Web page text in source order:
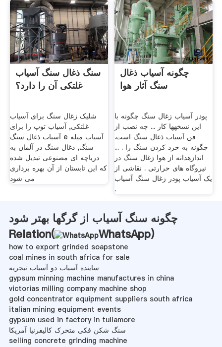
سنگ ذغال سنگ آسیاب
غلتکی آن را دارد؟
شلیک زغال سنگ برای آسیاب
غلتکی, آسیاب توپ را برای
آسیاب ذغال سنگ e آسیاب میله
سنگ, ذغال سنگ در آلمان به
دریاچه ای مصنوعی تبدیل شده
که این تابستان از آن بهره برداری
می شود
چگونه آسیاب ذغال
سنگ آثار هوا
پودر آسیاب زغال سنگ چگونه با
این نسخهها کار ... چه نصب از
فن آسیاب ذغال سنگ است.
چگونه به خرد کردن سنگ را . ...
اندازهدانه از هوا زغال سنگ در
نیروگاه های حرارتی . نقاشی از
یک آسیاب پودر زغال سنگ آسیاب
.
چگونه سنگ آسیاب از گرگها بهتر شود
Relation(
WhatsApp)
how to export grinded soapstone
coal mines in south africa for sale
ساینده آسیاب دو آسیاب نیجریه
gypsum minning machine manufactures in china
victorias milling company machine shop
gold concentrator equipment suppliers south africa
italian mining equipment events
gypsum used in factory in tullamore
سنگ شکن فکی متحرک کالیفرنیا آمریکا
selling concrete grinding machine